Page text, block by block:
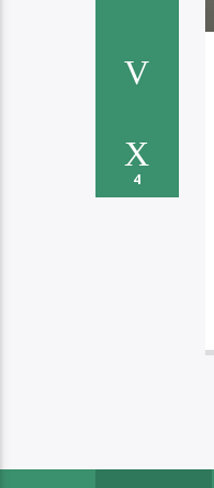
4